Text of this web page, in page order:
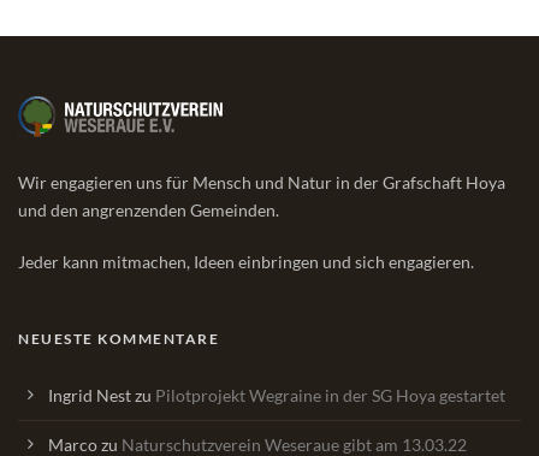
Wir engagieren uns für Mensch und Natur in der Grafschaft Hoya
und den angrenzenden Gemeinden.
Jeder kann mitmachen, Ideen einbringen und sich engagieren.
NEUESTE KOMMENTARE
Ingrid Nestzu Pilotprojekt Wegraine in der SG Hoya gestartet
Marcozu Naturschutzverein Weseraue gibt am 13.03.22